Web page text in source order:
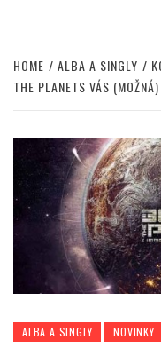
HOME ALBA A SINGLY
THE PLANETS VÁS
ALBA A SINGLY NOVINKY